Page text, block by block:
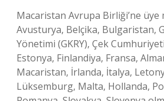
Macaristan Avrupa Birliği’ne üye
Avusturya, Belçika, Bulgaristan,
Yönetimi (GKRY), Çek
Estonya, Finlandiya, Fransa,
Macaristan, İrlanda, İtalya,
Lüksemburg, Malta, Hollanda,